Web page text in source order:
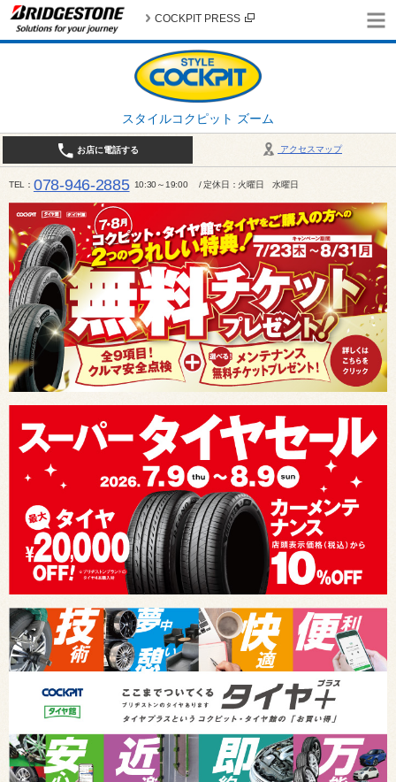
スタイルコクピット ズーム
COCKPIT PRESS
アクセスマップ
お店に電話する
TEL 078-946-2885 10:30～19:00 / 定休日：火曜日 水曜日